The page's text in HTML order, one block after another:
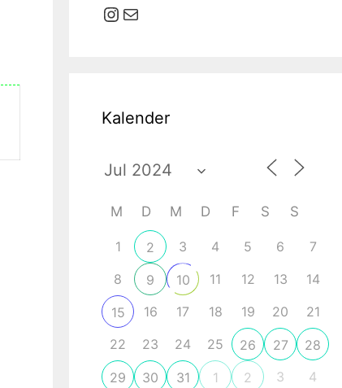
Instagram
E-Mail
Kalender
M D M D F S S
1 2 3 4 5 6
7
8
9 10 11 12 13 14
15 16 17 18 19 20
21
22
23 24 25 26 27
28
29
30 31 1 2 3 4